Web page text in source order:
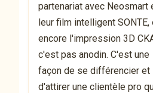
partenariat avec Neosmart
leur film intelligent SONTE,
encore l'impression 3D
c'est pas anodin. C'est une
façon de se différencier et
d'attirer une clientèle pro